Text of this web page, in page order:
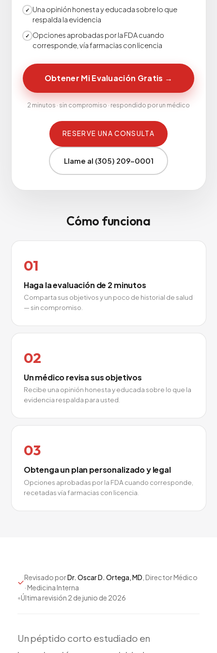
✓
Una opinión honesta y educada sobre lo que
respalda la evidencia
✓
Opciones aprobadas por la FDA cuando
corresponde, vía farmacias con licencia
Obtener Mi Evaluación Gratis →
2 minutos · sin compromiso · respondido por un médico
RESERVE UNA CONSULTA
Llame al (305) 209-0001
Cómo funciona
01
Haga la evaluación de 2 minutos
Comparta sus objetivos y un poco de historial de salud
— sin compromiso.
02
Un médico revisa sus objetivos
Recibe una opinión honesta y educada sobre lo que la
evidencia respalda para usted.
03
Obtenga un plan personalizado y legal
Opciones aprobadas por la FDA cuando corresponde,
recetadas vía farmacias con licencia.
Revisado porDr. Oscar D. Ortega, MD , Director Médico
· Medicina Interna
•Última revisión 2 de junio de 2026
Un péptido corto estudiado en